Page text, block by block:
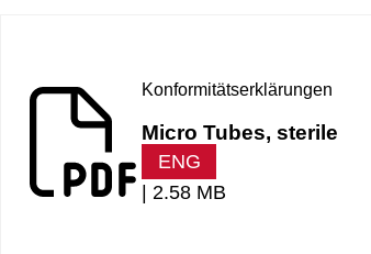
Konformitätserklärungen
Micro Tubes, sterile
ENG
|2.58 MB